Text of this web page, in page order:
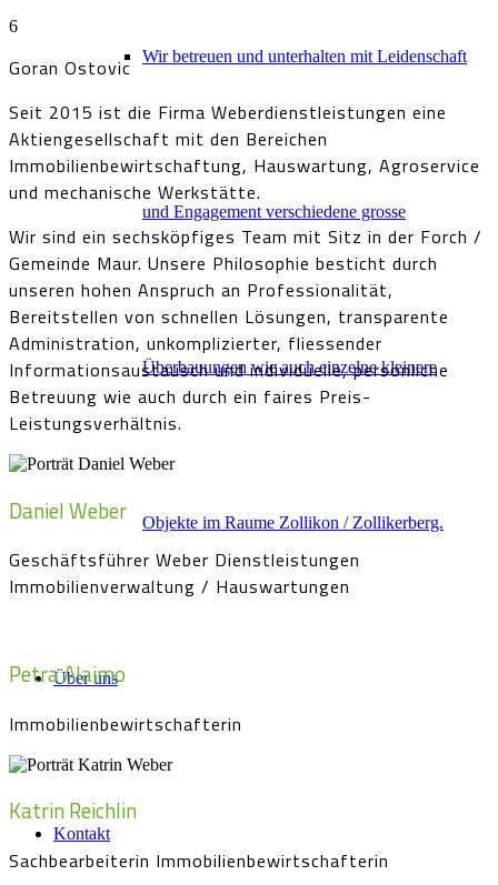
Wir betreuen und unterhalten mit Leidenschaft
und Engagement verschiedene grosse
Überbauungen wie auch einzelne kleinere
Objekte im Raume Zollikon / Zollikerberg.
Über uns
Kontakt
6
Goran Ostovic
Seit 2015 ist die Firma Weberdienstleistungen eine
Aktiengesellschaft mit den Bereichen
Immobilienbewirtschaftung, Hauswartung, Agroservice
und mechanische Werkstätte.
Wir sind ein sechsköpfiges Team mit Sitz in der Forch /
Gemeinde Maur. Unsere Philosophie besticht durch
unseren hohen Anspruch an Professionalität,
Bereitstellen von schnellen Lösungen, transparente
Administration, unkomplizierter, fliessender
Informationsaustausch und individuelle, persönliche
Betreuung wie auch durch ein faires Preis-
Leistungsverhältnis.
Daniel Weber
Geschäftsführer Weber Dienstleistungen
Immobilienverwaltung / Hauswartungen
Petra Alaimo
Immobilienbewirtschafterin
Katrin Reichlin
Sachbearbeiterin Immobilienbewirtschafterin